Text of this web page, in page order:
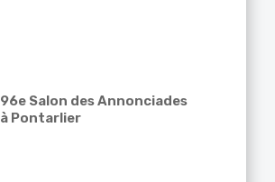
96e Salon des Annonciades
à Pontarlier